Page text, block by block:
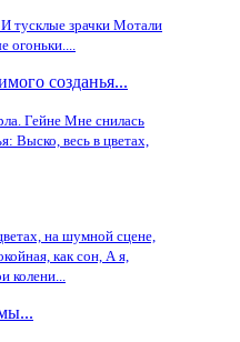
тусклые зрачки Мотали
огоньки....
созданья...
Гейне Мне снилась
Выско, весь в цветах,
на шумной сцене,
как сон, А я,
колени...